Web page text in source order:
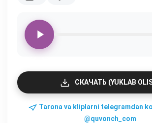
СКАЧАТЬ (YUKLAB
Tarona va kliplarni telegramdan
@quvonch_com